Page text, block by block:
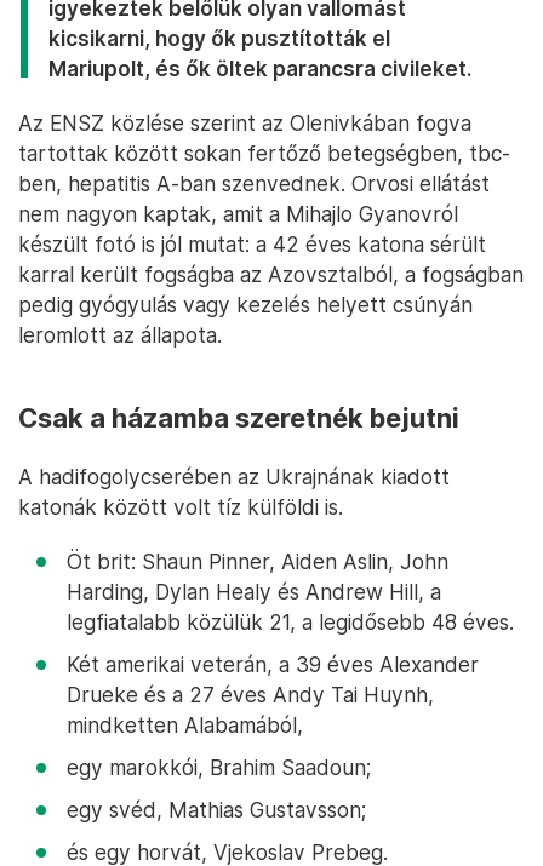
igyekeztek belőlük olyan vallomást
kicsikarni, hogy ők pusztították el
Mariupolt, és ők öltek parancsra civileket.
Az ENSZ közlése szerint az Olenivkában fogva
tartottak között sokan fertőző betegségben, tbc-
ben, hepatitis A-ban szenvednek. Orvosi ellátást
nem nagyon kaptak, amit a Mihajlo Gyanovról
készült fotó is jól mutat: a 42 éves katona sérült
karral került fogságba az Azovsztalból, a fogságban
pedig gyógyulás vagy kezelés helyett csúnyán
leromlott az állapota.
Csak a házamba szeretnék bejutni
A hadifogolycserében az Ukrajnának kiadott
katonák között volt tíz külföldi is.
Öt brit: Shaun Pinner, Aiden Aslin, John
Harding, Dylan Healy és Andrew Hill, a
legfiatalabb közülük 21, a legidősebb 48 éves.
Két amerikai veterán, a 39 éves Alexander
Drueke és a 27 éves Andy Tai Huynh,
mindketten Alabamából,
egy marokkói, Brahim Saadoun;
egy svéd, Mathias Gustavsson;
és egy horvát, Vjekoslav Prebeg.